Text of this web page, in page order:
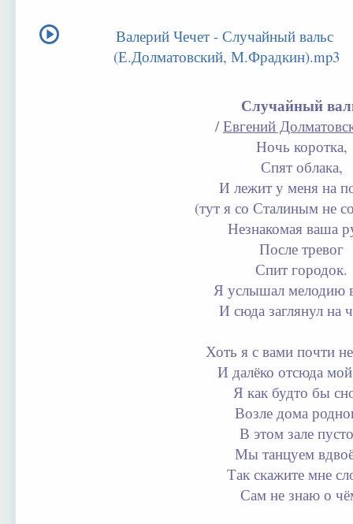
Валерий Чечет - Случайный вальс
(Е.Долматовский, М.Фрадкин).mp3
Случайный
/Евгений
Ночь коротка,
Спят облака,
И лежит у меня на
(тут я со Сталиным не
Незнакомая ваша
После тревог
Спит городок.
Я услышал мелодию
И сюда заглянул на
Хоть я с вами почти
И далёко отсюда
Я как будто бы
Возле дома
В этом зале
Мы танцуем
Так скажите мне
Сам не знаю о